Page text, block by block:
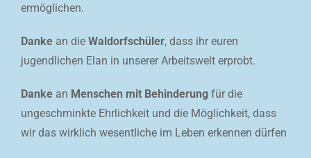
ermöglichen.
Dankean die Waldorfschüler, dass ihr euren
jugendlichen Elan in unserer Arbeitswelt erprobt.
Dankean Menschen mit Behinderungfür die
ungeschminkte Ehrlichkeit und die Möglichkeit, dass
wir das wirklich wesentliche im Leben erkennen dürfen